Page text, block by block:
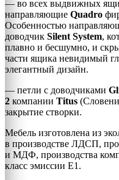
— во всех выдвижных
направляющие Quadro
Особенностью
доводчик Silent System,
плавно и бесшумно, и
части ящика невидимый
элегантный дизайн.
— петли с доводчиками
2 компании Titus
закрытие створки.
Мебель изготовлена из
в производстве ЛДСП,
и МДФ, производства
класс эмиссии Е1.